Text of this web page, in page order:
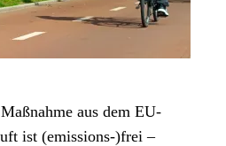
aus dem EU-
ist (emissions-)frei –